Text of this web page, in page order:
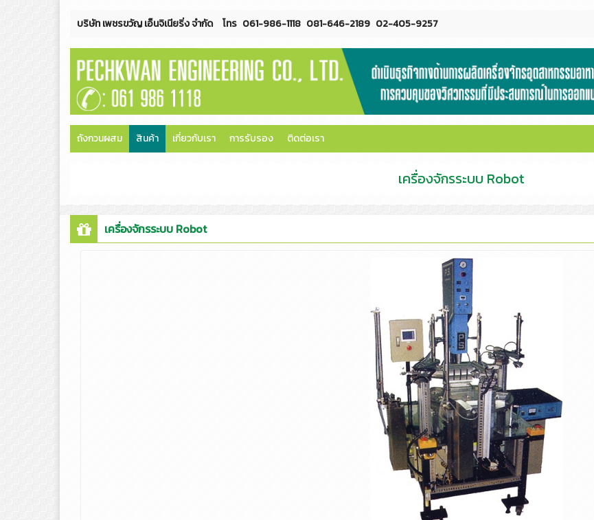
บริษัท เพชรขวัญ เอ็นจิเนียริ่ง จำกัด โทร 061-986-1118 081-646-2189 02-405-9257
ถังกวนผสม สินค้า เกี่ยวกับเรา การรับรอง ติดต่อเรา
เครื่องจักรระบบ Robot
เครื่องจักรระบบ Robot